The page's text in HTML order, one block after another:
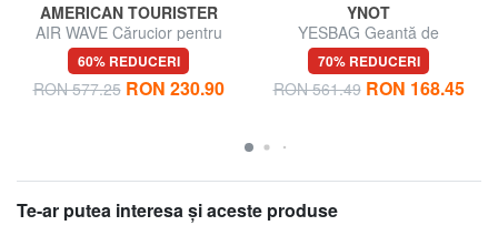
AMERICAN TOURISTER
AIR WAVE Cărucior pentru
bagaje de mână
60% REDUCERI
RON 577.25 RON 230.90
YNOT
YESBAG Geantă de
cumpărături de umăr medie
70% REDUCERI
RON 561.49 RON 168.45
Te-ar putea interesa şi aceste produse